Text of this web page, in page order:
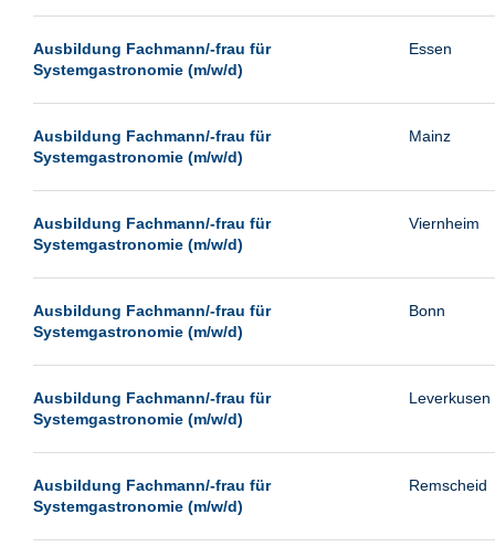
Wust/Brandenburg
Ausbildung Fachmann/-frau für
Systemgastronomie (m/w/d)
Essen
Ausbildung Fachmann/-frau für
Systemgastronomie (m/w/d)
Mainz
Ausbildung Fachmann/-frau für
Systemgastronomie (m/w/d)
Viernheim
Ausbildung Fachmann/-frau für
Systemgastronomie (m/w/d)
Bonn
Ausbildung Fachmann/-frau für
Systemgastronomie (m/w/d)
Leverkusen
Ausbildung Fachmann/-frau für
Systemgastronomie (m/w/d)
Remscheid